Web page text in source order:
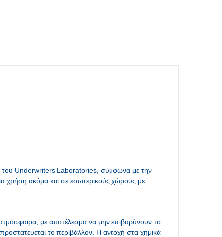
του Underwriters Laboratories, σύμφωνα με την
χρήση ακόμα και σε εσωτερικούς χώρους με
ατμόσφαιρα, με αποτέλεσμα να μην επιβαρύνουν το
το περιβάλλον. Η αντοχή στα χημικά